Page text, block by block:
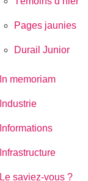
Pages jaunies
Durail Junior
In memoriam
Industrie
Informations
Infrastructure
Le saviez-vous ?